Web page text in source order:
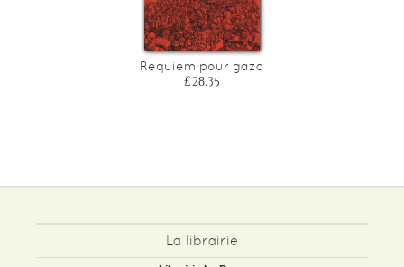
Requiem pour gaza
£28.35
La librairie